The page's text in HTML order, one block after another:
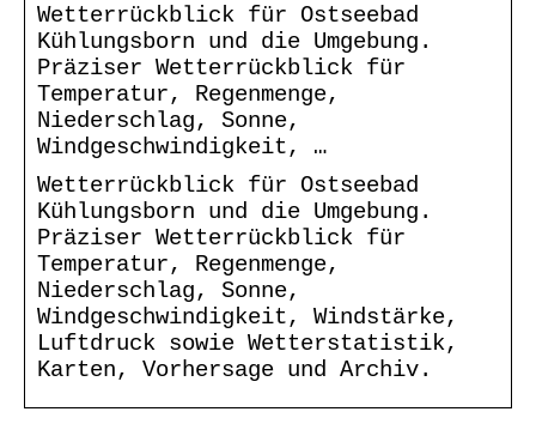
Wetterrückblick für Ostseebad
Kühlungsborn und die Umgebung.
Präziser Wetterrückblick für
Temperatur, Regenmenge,
Niederschlag, Sonne,
Windgeschwindigkeit, …
Wetterrückblick für Ostseebad
Kühlungsborn und die Umgebung.
Präziser Wetterrückblick für
Temperatur, Regenmenge,
Niederschlag, Sonne,
Windgeschwindigkeit, Windstärke,
Luftdruck sowie Wetterstatistik,
Karten, Vorhersage und Archiv.